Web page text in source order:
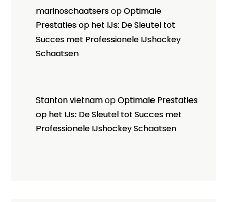
marinoschaatsersopOptimale
Prestaties op het IJs: De Sleutel tot
Succes met Professionele IJshockey
Schaatsen
Stanton vietnamopOptimale Prestaties
op het IJs: De Sleutel tot Succes met
Professionele IJshockey Schaatsen